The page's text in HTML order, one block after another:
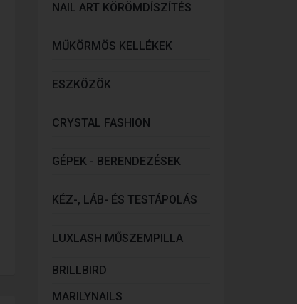
NAIL ART KÖRÖMDÍSZÍTÉS
MŰKÖRMÖS KELLÉKEK
ESZKÖZÖK
CRYSTAL FASHION
GÉPEK - BERENDEZÉSEK
KÉZ-, LÁB- ÉS TESTÁPOLÁS
LUXLASH MŰSZEMPILLA
BRILLBIRD
MARILYNAILS